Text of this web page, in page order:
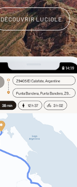
DÉCOUVRIR LUCIOLE